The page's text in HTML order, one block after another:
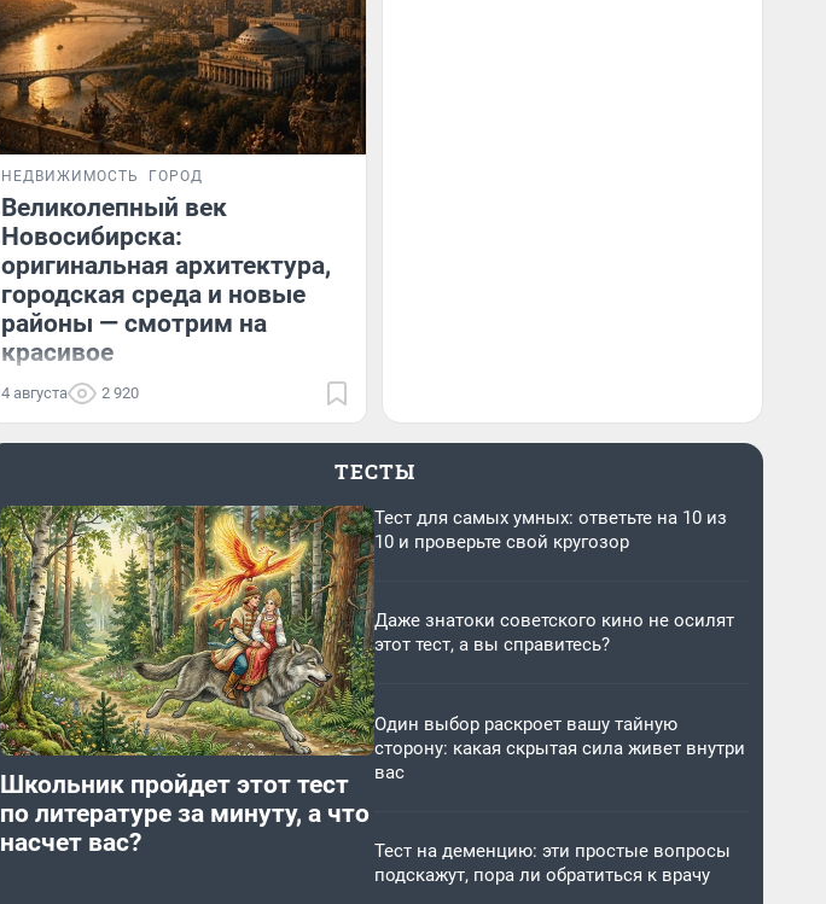
НЕДВИЖИМОСТЬ ГОРОД
Великолепный век
Новосибирска:
оригинальная архитектура,
городская среда и новые
районы — смотрим на
красивое
4 августа 2 920
ТЕСТЫ
Школьник пройдет этот тест
по литературе за минуту, а что
насчет вас?
Тест для самых умных: ответьте на 10 из
10 и проверьте свой кругозор
Даже знатоки советского кино не осилят
этот тест, а вы справитесь?
Один выбор раскроет вашу тайную
сторону: какая скрытая сила живет внутри
вас
Тест на деменцию: эти простые вопросы
подскажут, пора ли обратиться к врачу